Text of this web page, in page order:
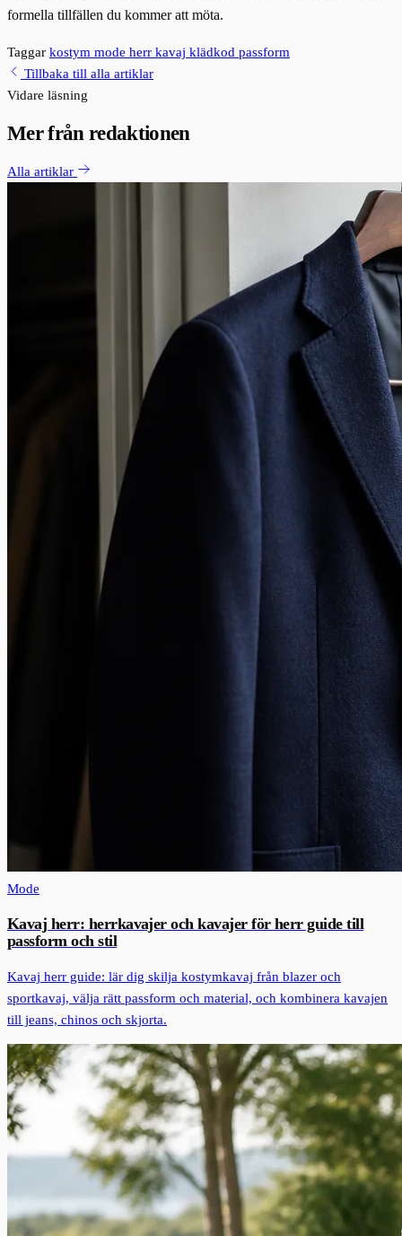
formella tillfällen du kommer att möta.
Taggar kostym mode herr kavaj klädkod passform
Tillbaka till alla artiklar
Vidare läsning
Mer från redaktionen
Alla artiklar
Mode
Kavaj herr: herrkavajer och kavajer för herr guide till
passform och stil
Kavaj herr guide: lär dig skilja kostymkavaj från blazer och
sportkavaj, välja rätt passform och material, och kombinera kavajen
till jeans, chinos och skjorta.